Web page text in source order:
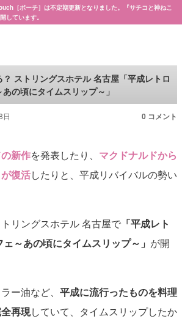
［ポーチ］は不定期更新となりました。『サチコと神ねこ
しています。
ストリングスホテル 名古屋「平成レトロ
の頃にタイムスリップ～」
日 0 コメント
新作を発表したり、 マクドナルドから
復活したりと、平成リバイバルの勢い
リングスホテル 名古屋で「平成レト
～あの頃にタイムスリップ～」 が開
ー油など、 平成に流行ったものを料理
再現していて、タイムスリップしたか